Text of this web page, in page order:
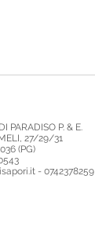
PARADISO P. & E.
27/29/31
(PG)
- 0742378259